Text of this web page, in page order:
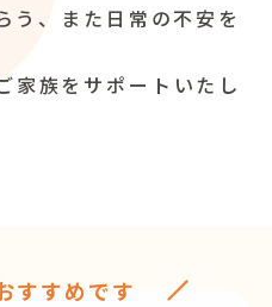
う、また日常の不安を
家族をサポートいたし
すすめです